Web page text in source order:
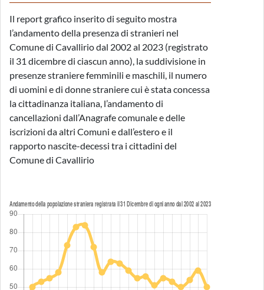
Il report grafico inserito di seguito mostra
l’andamento della presenza di stranieri nel
Comune di Cavallirio dal 2002 al 2023 (registrato
il 31 dicembre di ciascun anno), la suddivisione in
presenze straniere femminili e maschili, il numero
di uomini e di donne straniere cui è stata concessa
la cittadinanza italiana, l’andamento di
cancellazioni dall’Anagrafe comunale e delle
iscrizioni da altri Comuni e dall’estero e il
rapporto nascite-decessi tra i cittadini del
Comune di Cavallirio